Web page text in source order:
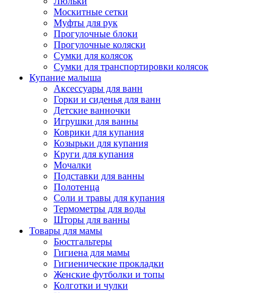
Москитные сетки
Муфты для рук
Прогулочные блоки
Прогулочные коляски
Сумки для колясок
Сумки для транспортировки колясок
Купание малыша
Аксессуары для ванн
Горки и сиденья для ванн
Детские ванночки
Игрушки для ванны
Коврики для купания
Козырьки для купания
Круги для купания
Мочалки
Подставки для ванны
Полотенца
Соли и травы для купания
Термометры для воды
Шторы для ванны
Товары для мамы
Бюстгальтеры
Гигиена для мамы
Гигиенические прокладки
Женские футболки и топы
Колготки и чулки